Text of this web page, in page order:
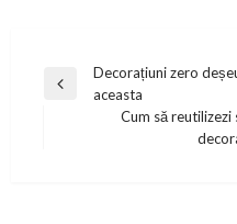
Navigare
Previous
Decorațiuni zero
aceasta
Cum să reutilizezi